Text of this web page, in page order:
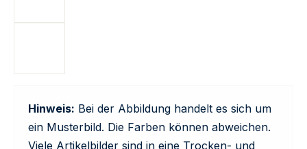
Hinweis: Bei der Abbildung handelt es sich um
ein Musterbild. Die Farben können abweichen.
Viele Artikelbilder sind in eine Trocken- und